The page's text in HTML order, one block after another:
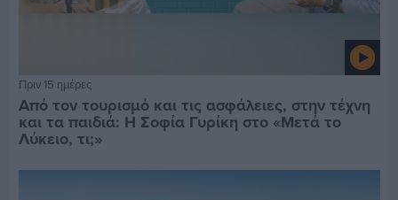
Πριν 15 ημέρες
Από τον τουρισμό και τις ασφάλειες, στην τέχνη
και τα παιδιά: Η Σοφία Γυρίκη στο «Μετά το
Λύκειο, τι;»